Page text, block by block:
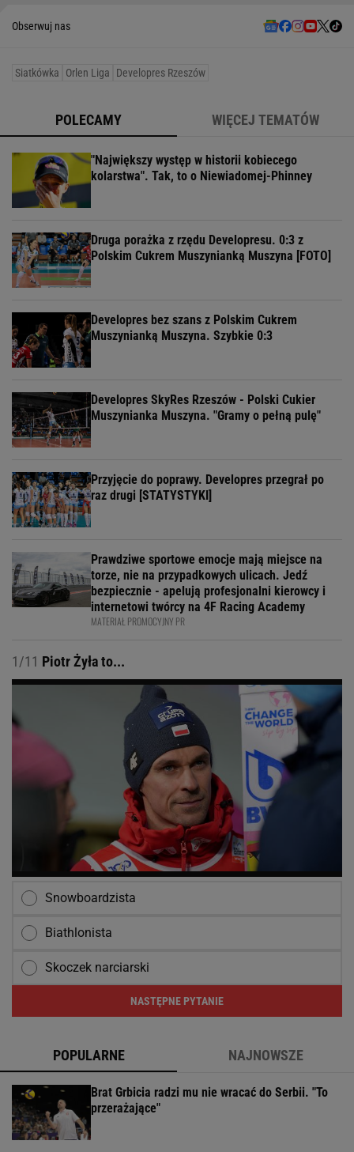
Obserwuj nas
Siatkówka Orlen Liga Developres Rzeszów
POLECAMY WIĘCEJ TEMATÓW
"Największy występ w historii kobiecego
kolarstwa". Tak, to o Niewiadomej-Phinney
Druga porażka z rzędu Developresu. 0:3 z
Polskim Cukrem Muszynianką Muszyna [FOTO]
Developres bez szans z Polskim Cukrem
Muszynianką Muszyna. Szybkie 0:3
Developres SkyRes Rzeszów - Polski Cukier
Muszynianka Muszyna. "Gramy o pełną pulę"
Przyjęcie do poprawy. Developres przegrał po
raz drugi [STATYSTYKI]
Prawdziwe sportowe emocje mają miejsce na
torze, nie na przypadkowych ulicach. Jedź
bezpiecznie - apelują profesjonalni kierowcy i
internetowi twórcy na 4F Racing Academy
MATERIAŁ PROMOCYJNY PR
1/11 Piotr Żyła to...
Snowboardzista
Biathlonista
Skoczek narciarski
NASTĘPNE PYTANIE
POPULARNE NAJNOWSZE
Brat Grbicia radzi mu nie wracać do Serbii. "To
przerażające"